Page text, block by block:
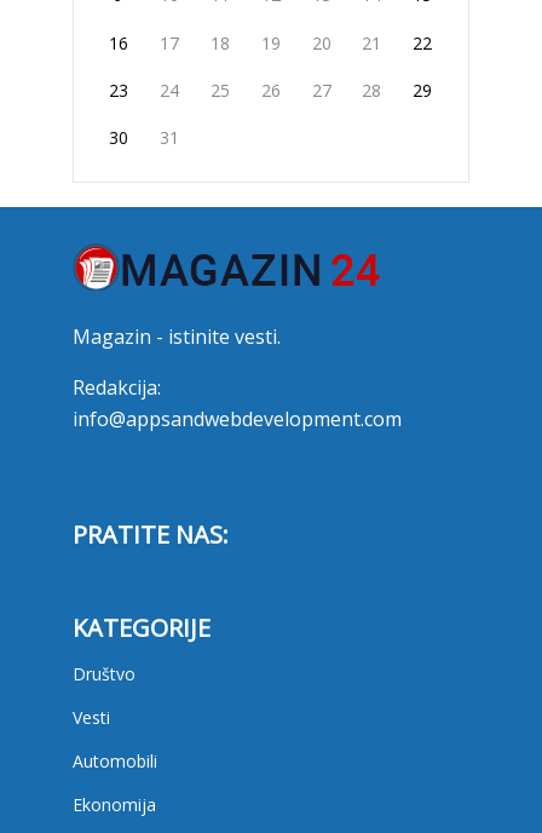
16 17 18 19 20 21 22
23 24 25 26 27 28 29
30 31
Magazin - istinite vesti.
Redakcija:
info@appsandwebdevelopment.com
PRATITE NAS:
KATEGORIJE
Društvo
Vesti
Automobili
Ekonomija